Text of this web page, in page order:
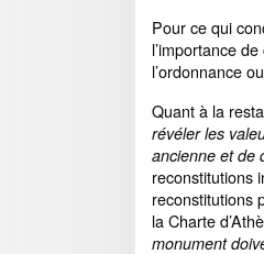
Pour ce qui
l’importance
l’ordonnance
Quant à la
révéler les
ancienne et de
reconstitutions
reconstitutions
la Charte
monument